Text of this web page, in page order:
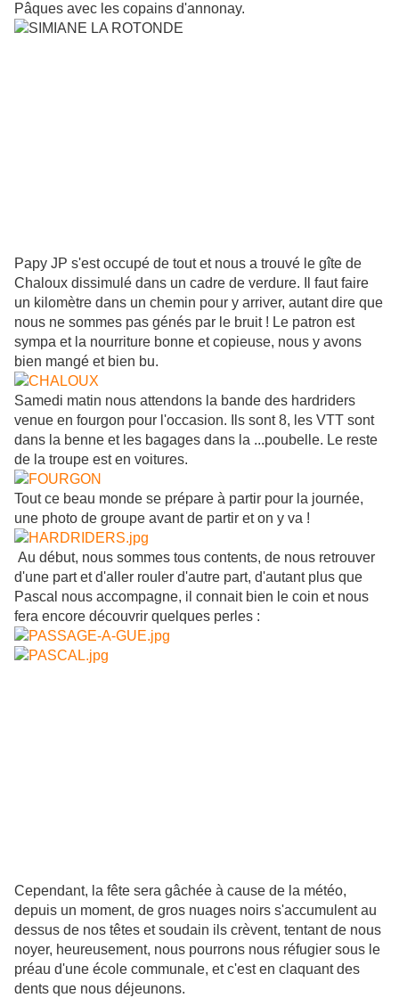
Pâques avec les copains d'annonay.
Papy JP s'est occupé de tout et nous a trouvé le gîte de
Chaloux dissimulé dans un cadre de verdure. Il faut faire
un kilomètre dans un chemin pour y arriver, autant dire que
nous ne sommes pas génés par le bruit ! Le patron est
sympa et la nourriture bonne et copieuse, nous y avons
bien mangé et bien bu.
Samedi matin nous attendons la bande des hardriders
venue en fourgon pour l'occasion. Ils sont 8, les VTT sont
dans la benne et les bagages dans la ...poubelle. Le reste
de la troupe est en voitures.
Tout ce beau monde se prépare à partir pour la journée,
une photo de groupe avant de partir et on y va !
Au début, nous sommes tous contents, de nous retrouver
d'une part et d'aller rouler d'autre part, d'autant plus que
Pascal nous accompagne, il connait bien le coin et nous
fera encore découvrir quelques perles :
Cependant, la fête sera gâchée à cause de la météo,
depuis un moment, de gros nuages noirs s'accumulent au
dessus de nos têtes et soudain ils crèvent, tentant de nous
noyer, heureusement, nous pourrons nous réfugier sous le
préau d'une école communale, et c'est en claquant des
dents que nous déjeunons.